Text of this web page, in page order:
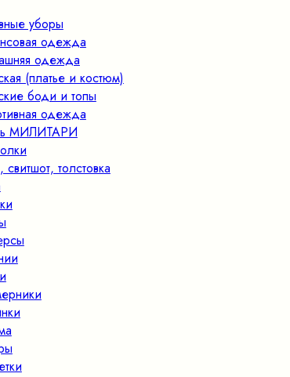
уборы
одежда
одежда
(платье и костюм)
боди и топы
одежда
МИЛИТАРИ
свитшот, толстовка